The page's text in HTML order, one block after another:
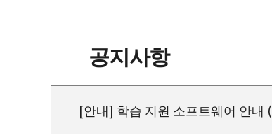
공지사항
[안내] 학습 지원 소프트웨어 안내